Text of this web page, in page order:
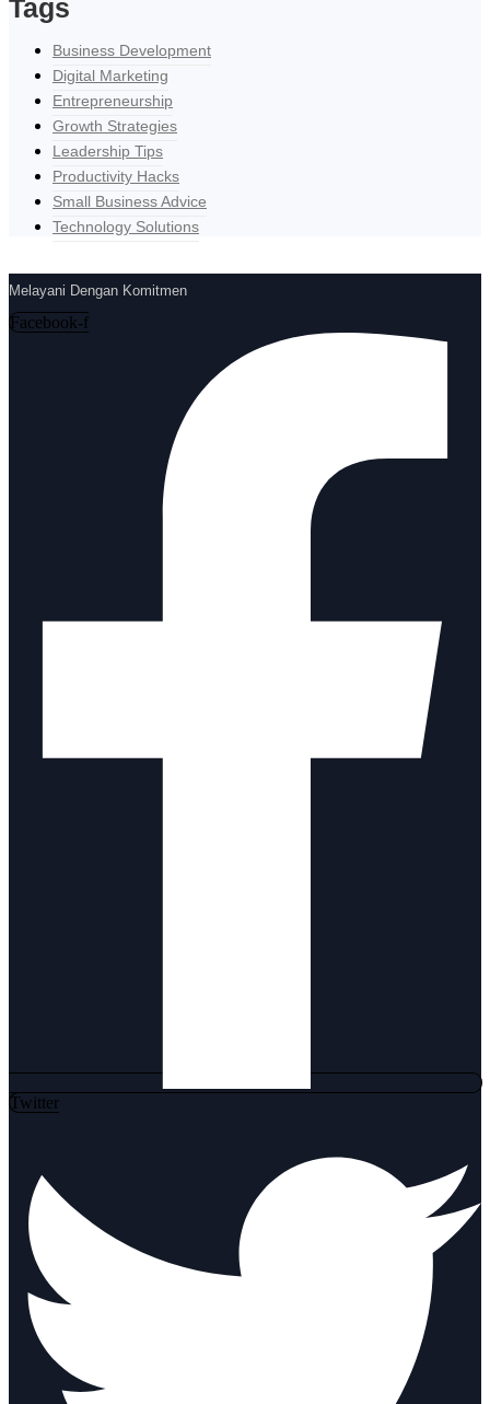
Tags
Business Development
Digital Marketing
Entrepreneurship
Growth Strategies
Leadership Tips
Productivity Hacks
Small Business Advice
Technology Solutions
Melayani Dengan Komitmen
Facebook-f
Twitter